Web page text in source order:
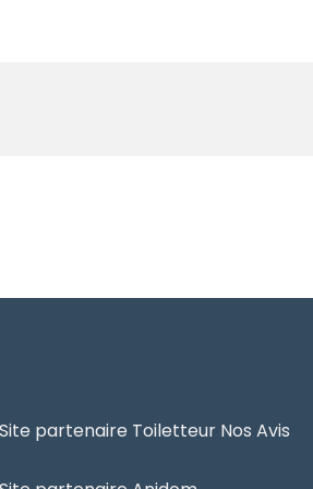
Site partenaire Toiletteur Nos Avis